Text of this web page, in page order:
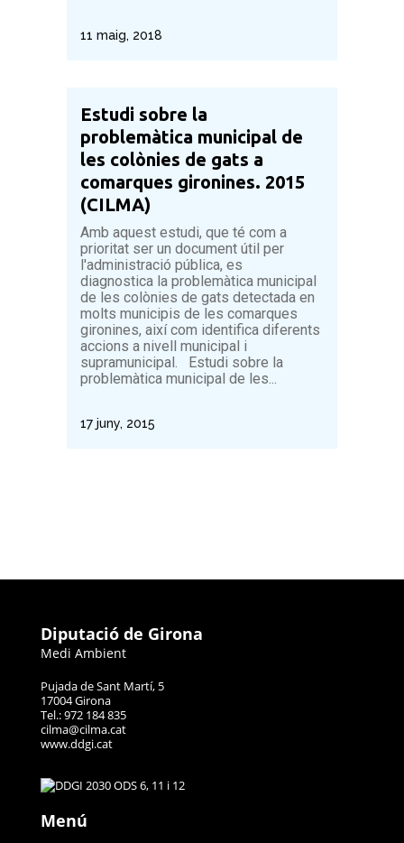
11 maig, 2018
Estudi sobre la
problemàtica municipal de
les colònies de gats a
comarques gironines. 2015
(CILMA)
Amb aquest estudi, que té com a
prioritat ser un document útil per
l'administració pública, es
diagnostica la problemàtica municipal
de les colònies de gats detectada en
molts municipis de les comarques
gironines, així com identifica diferents
accions a nivell municipal i
supramunicipal. Estudi sobre la
problemàtica municipal de les...
17 juny, 2015
Diputació de Girona
Medi Ambient
Pujada de Sant Martí, 5
17004 Girona
Tel.: 972 184 835
cilma@cilma.cat
www.ddgi.cat
Menú